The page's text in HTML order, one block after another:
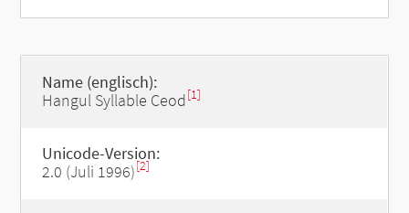
Name (englisch):
Hangul Syllable Ceod[1]
Unicode-Version:
2.0 (Juli 1996)[2]